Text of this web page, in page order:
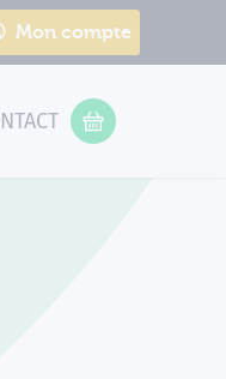
Mon compte
VOTRE PANIER